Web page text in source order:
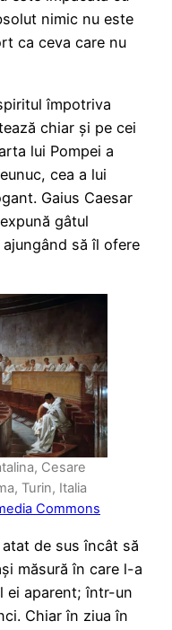
nimic nu este
ca ceva care nu
împotriva
chiar și pe cei
lui Pompei a
cea a lui
Gaius Caesar
gâtul
să îl ofere
Cesare
Turin, Italia
Commons
de sus încât să
măsură în care l-a
ei aparent; într-un
Chiar în ziua în